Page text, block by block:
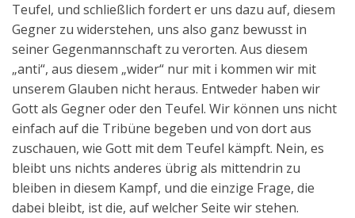
Teufel, und schließlich fordert er uns dazu auf, diesem
Gegner zu widerstehen, uns also ganz bewusst in
seiner Gegenmannschaft zu verorten. Aus diesem
„anti“, aus diesem „wider“ nur mit i kommen wir mit
unserem Glauben nicht heraus. Entweder haben wir
Gott als Gegner oder den Teufel. Wir können uns nicht
einfach auf die Tribüne begeben und von dort aus
zuschauen, wie Gott mit dem Teufel kämpft. Nein, es
bleibt uns nichts anderes übrig als mittendrin zu
bleiben in diesem Kampf, und die einzige Frage, die
dabei bleibt, ist die, auf welcher Seite wir stehen.